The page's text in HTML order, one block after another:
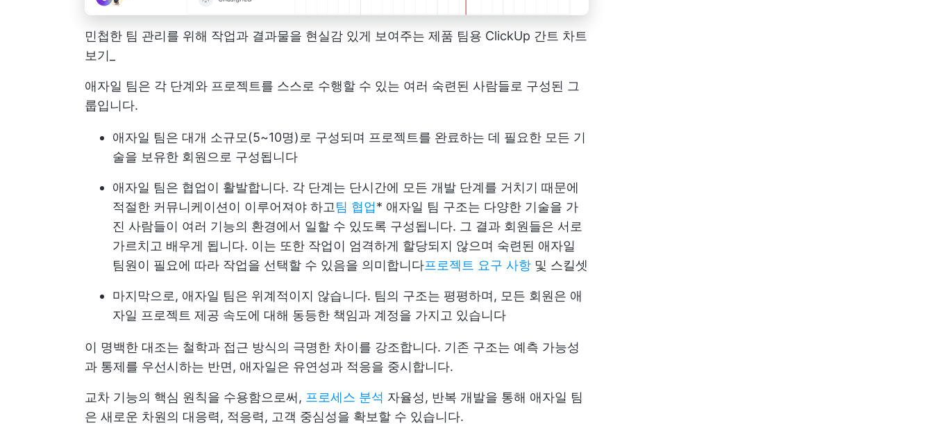
민첩한 팀 관리를 위해 작업과 결과물을 현실감 있게 보여주는 제품 팀용 ClickUp 간트 차트
보기_
애자일 팀은 각 단계와 프로젝트를 스스로 수행할 수 있는 여러 숙련된 사람들로 구성된 그
룹입니다.
애자일 팀은 대개 소규모(5~10명)로 구성되며 프로젝트를 완료하는 데 필요한 모든 기
술을 보유한 회원으로 구성됩니다
애자일 팀은 협업이 활발합니다. 각 단계는 단시간에 모든 개발 단계를 거치기 때문에
적절한 커뮤니케이션이 이루어져야 하고팀 협업* 애자일 팀 구조는 다양한 기술을 가
진 사람들이 여러 기능의 환경에서 일할 수 있도록 구성됩니다. 그 결과 회원들은 서로
가르치고 배우게 됩니다. 이는 또한 작업이 엄격하게 할당되지 않으며 숙련된 애자일
팀원이 필요에 따라 작업을 선택할 수 있음을 의미합니다프로젝트 요구 사항 및 스킬셋
마지막으로, 애자일 팀은 위계적이지 않습니다. 팀의 구조는 평평하며, 모든 회원은 애
자일 프로젝트 제공 속도에 대해 동등한 책임과 계정을 가지고 있습니다
이 명백한 대조는 철학과 접근 방식의 극명한 차이를 강조합니다. 기존 구조는 예측 가능성
과 통제를 우선시하는 반면, 애자일은 유연성과 적응을 중시합니다.
교차 기능의 핵심 원칙을 수용함으로써, 프로세스 분석 자율성, 반복 개발을 통해 애자일 팀
은 새로운 차원의 대응력, 적응력, 고객 중심성을 확보할 수 있습니다.